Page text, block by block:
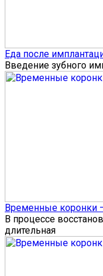
Еда после
Введение зубного
Временные коронки
В процессе
длительная